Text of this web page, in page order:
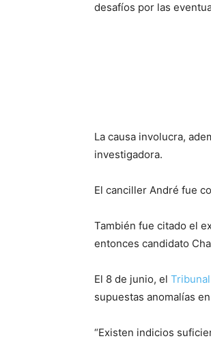
desafíos por las
La causa involucra,
investigadora.
El canciller André fue
También fue citado el
entonces candidato
El 8 de junio, el
supuestas anomalías
“Existen indicios